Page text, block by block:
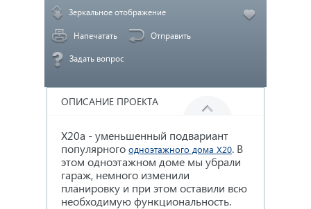
Зеркальное отображение
Напечатать Отправить
Задать вопрос
ОПИСАНИЕ ПРОЕКТА
X20a - уменьшенный подвариант
популярногоодноэтажного дома X20. В
этом одноэтажном доме мы убрали
гараж, немного изменили
планировку и при этом оставили всю
необходимую функциональность.